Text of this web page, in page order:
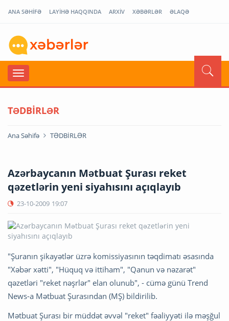
ANA SƏHİFƏ LAYİHƏ HAQQINDA ARXİV XƏBƏRLƏR ƏLAQƏ
TƏDBİRLƏR
Ana Səhifə TƏDBİRLƏR
Azərbaycanın Mətbuat Şurası reket
qəzetlərin yeni siyahısını açıqlayıb
23-10-2009 19:07
"Şuranın şikayətlər üzrə komissiyasının təqdimatı əsasında
"Xəbər xətti", "Hüquq və ittiham", "Qanun və nəzarət"
qəzetləri "reket nəşrlər" elan olunub", - cümə günü Trend
News-a Mətbuat Şurasından (MŞ) bildirilib.
Mətbuat Şurası bir müddət əvvəl "reket" fəaliyyəti ilə məşğul